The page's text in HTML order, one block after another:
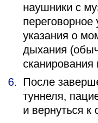
наушники с
переговорное
указания о
дыхания
сканирования
После
туннеля,
и вернуться